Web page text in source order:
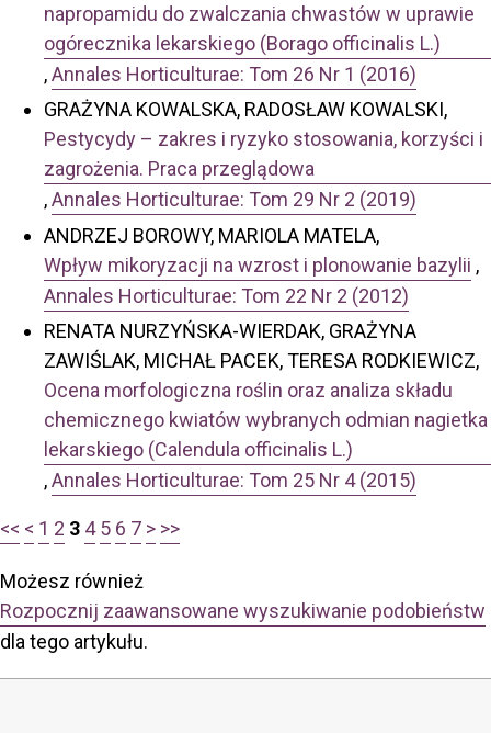
napropamidu do zwalczania chwastów w uprawie
ogórecznika lekarskiego (Borago officinalis L.)
,Annales Horticulturae: Tom 26 Nr 1 (2016)
GRAŻYNA KOWALSKA, RADOSŁAW KOWALSKI,
Pestycydy – zakres i ryzyko stosowania, korzyści i
zagrożenia. Praca przeglądowa
,Annales Horticulturae: Tom 29 Nr 2 (2019)
ANDRZEJ BOROWY, MARIOLA MATELA,
Wpływ mikoryzacji na wzrost i plonowanie bazylii ,
Annales Horticulturae: Tom 22 Nr 2 (2012)
RENATA NURZYŃSKA-WIERDAK, GRAŻYNA
ZAWIŚLAK, MICHAŁ PACEK, TERESA RODKIEWICZ,
Ocena morfologiczna roślin oraz analiza składu
chemicznego kwiatów wybranych odmian nagietka
lekarskiego (Calendula officinalis L.)
,Annales Horticulturae: Tom 25 Nr 4 (2015)
<< < 1 2 3 4 5 6 7 > >>
Możesz również
Rozpocznij zaawansowane wyszukiwanie podobieństw
dla tego artykułu.